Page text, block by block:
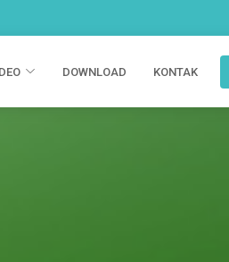
DOWNLOAD KONTAK